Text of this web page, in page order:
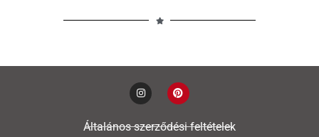
Általános szerződési feltételek